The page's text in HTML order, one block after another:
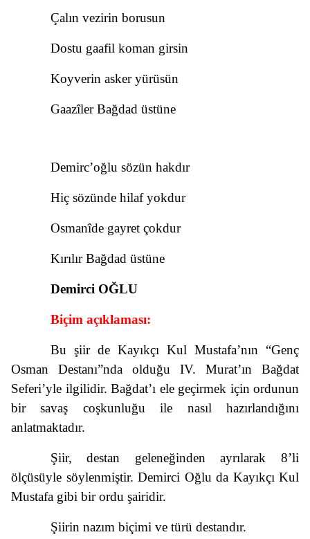
Çalın vezirin borusun
Dostu gaafil koman girsin
Koyverin asker yürüsün
Gaazîler Bağdad üstüne
Demirc’oğlu sözün hakdır
Hiç sözünde hilaf yokdur
Osmanîde gayret çokdur
Kırılır Bağdad üstüne
Demirci OĞLU
Biçim açıklaması:
Bu şiir de Kayıkçı Kul Mustafa’nın “Genç
Osman Destanı”nda olduğu IV. Murat’ın Bağdat
Seferi’yle ilgilidir. Bağdat’ı ele geçirmek için ordunun
bir savaş coşkunluğu ile nasıl hazırlandığını
anlatmaktadır.
Şiir, destan geleneğinden ayrılarak 8’li
ölçüsüyle söylenmiştir. Demirci Oğlu da Kayıkçı Kul
Mustafa gibi bir ordu şairidir.
Şiirin nazım biçimi ve türü destandır.